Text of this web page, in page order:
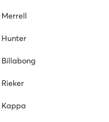
Merrell
Hunter
Billabong
Rieker
Kappa